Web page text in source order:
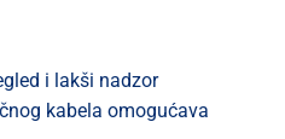
i lakši nadzor
kabela omogućava